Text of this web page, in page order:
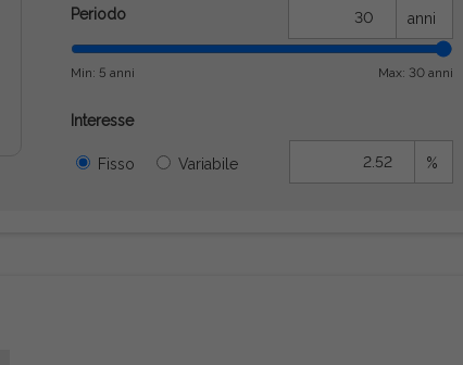
Periodo anni
Min: 5 anni Max: 30 anni
Interesse
Fisso Variabile %